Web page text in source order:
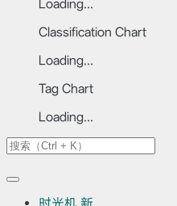
Loading...
Classification Chart
Loading...
Tag Chart
Loading...